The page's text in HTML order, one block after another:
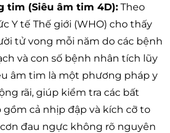
tim (Siêu âm tim 4D): Theo
Y tế Thế giới (WHO) cho thấy
tử vong mỗi năm do các bệnh
và con số bệnh nhân tích lũy
âm tim là một phương pháp y
rãi, giúp kiểm tra các bất
cả nhịp đập và kích cỡ to
đau ngực không rõ nguyên